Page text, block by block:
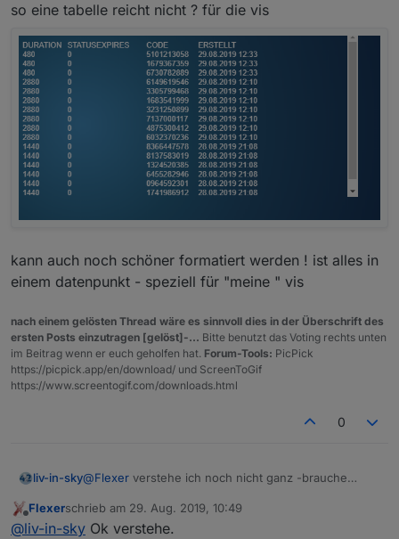
so eine tabelle reicht nicht ? für die vis
kann auch noch schöner formatiert werden ! ist alles in
einem datenpunkt - speziell für "meine " vis
nach einem gelösten Thread wäre es sinnvoll dies in der Überschrift des
ersten Posts einzutragen [gelöst]-... Bitte benutzt das Voting rechts unten
im Beitrag wenn er euch geholfen hat. Forum-Tools: PicPick
https://picpick.app/en/download/ und ScreenToGif
https://www.screentogif.com/downloads.html
0
liv-in-sky@Flexer verstehe ich noch nicht ganz -brauche
kannst du vielleicht ein bild machen, von der vis
ansicht - werden alle 20 auf einmal angezeigt oder
Offline
Flexerschrieb am 29. Aug. 2019, 10:49
zuletzt editiert von
@liv-in-sky Ok verstehe.